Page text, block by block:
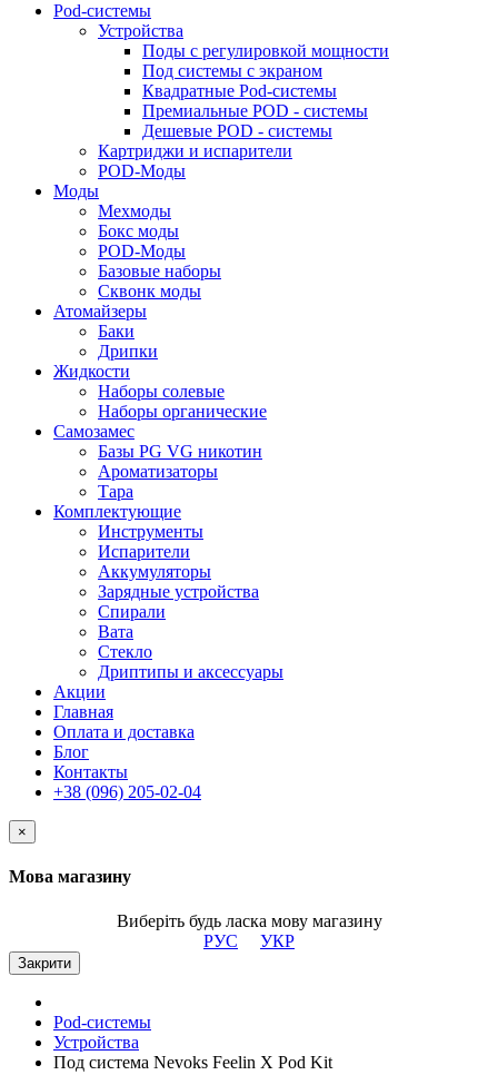
Pod-системы
Устройства
Поды с регулировкой мощности
Под системы с экраном
Квадратные Pod-системы
Премиальные POD - системы
Дешевые POD - системы
Картриджи и испарители
POD-Моды
Моды
Мехмоды
Бокс моды
POD-Моды
Базовые наборы
Сквонк моды
Атомайзеры
Баки
Дрипки
Жидкости
Наборы солевые
Наборы органические
Самозамес
Базы PG VG никотин
Ароматизаторы
Тара
Комплектующие
Инструменты
Испарители
Аккумуляторы
Зарядные устройства
Спирали
Вата
Стекло
Дриптипы и аксессуары
Акции
Главная
Оплата и доставка
Блог
Контакты
+38 (096) 205-02-04
×
Мова магазину
Виберіть будь ласка мову магазину
РУС
УКР
Закрити
Pod-системы
Устройства
Под система Nevoks Feelin X Pod Kit